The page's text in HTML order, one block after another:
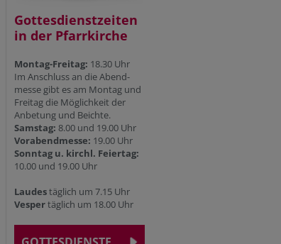
Gottesdienstzeiten
in der Pfarrkirche
Montag-Freitag: 18.30 Uhr
Im Anschluss an die Abend-
messe gibt es am Montag und
Freitag die Möglichkeit der
Anbetung und Beichte.
Samstag: 8.00 und 19.00 Uhr
Vorabendmesse: 19.00 Uhr
Sonntag u. kirchl. Feiertag:
10.00 und 19.00 Uhr
Laudestäglich um 7.15 Uhr
Vespertäglich um 18.00 Uhr